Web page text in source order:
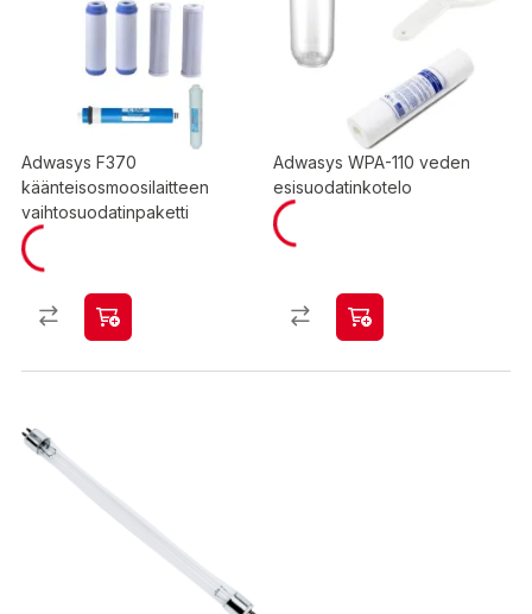
Adwasys F370
käänteisosmoosilaitteen
vaihtosuodatinpaketti
Adwasys WPA-110 veden
esisuodatinkotelo